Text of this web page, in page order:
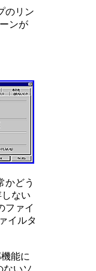
のリン
ンが
かどう
ない
ファイ
イルタ
能に
ないソ